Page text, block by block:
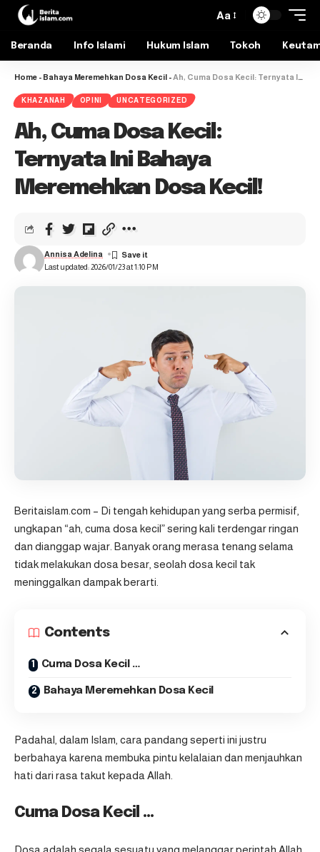
Aa
Beranda Info Islami Hukum Islam Tokoh
Home - Bahaya Meremehkan Dosa Kecil - Ah, Cuma Dosa Kecil: Ternyata Ini Bahaya Meremehkan Dosa Kecil!
KHAZANAH OPINI UNCATEGORIZED
Ah, Cuma Dosa Kecil:
Ternyata Ini Bahaya
Meremehkan Dosa Kecil!
Last updated: 2026/01/23 at 1:10 PM
Annisa Adelina
Beritaislam.com – Di tengah kehidupan yang serba permisif,
ungkapan “ah, cuma dosa kecil” sering kali terdengar ringan
dan dianggap wajar. Banyak orang merasa tenang selama
tidak melakukan dosa besar, seolah dosa kecil tak
meninggalkan dampak berarti.
Contents
Cuma Dosa Kecil …
Bahaya Meremehkan Dosa Kecil
Padahal, dalam Islam, cara pandang seperti ini justru
berbahaya karena membuka pintu kelalaian dan menjauhkan
hati dari rasa takut kepada Allah.
Cuma Dosa Kecil …
Dosa adalah segala sesuatu yang melanggar perintah Allah